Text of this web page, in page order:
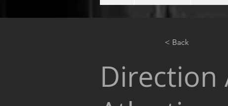
< Back
Direction